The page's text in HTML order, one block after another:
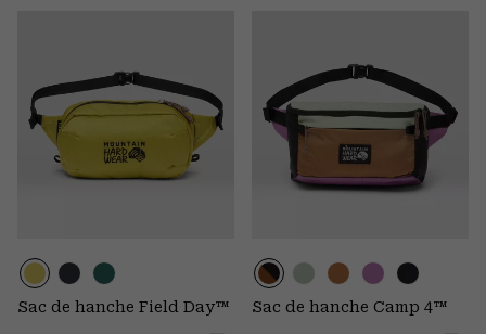
Sac de hanche Field Day™ Sac de hanche Camp 4™